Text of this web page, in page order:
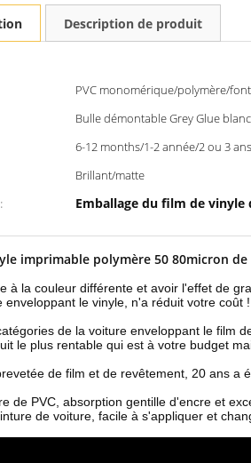
Description de produit
PVC monomérique/polymère/
Bulle démontable Grey Glue
6-12 months/1-2 année/2 ou 3 ans
Brillant/matte
Emballage du film de
imprimable polymère 50 80micron
à la couleur différente et avoir l'effet de
enveloppant le vinyle, n'a réduit votre coût !
de la voiture enveloppant le film
le plus rentable qui est à votre budget
de film et de revêtement, 20 ans a
de PVC, absorption gentille d'encre et
de voiture, facile à s'appliquer et